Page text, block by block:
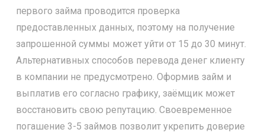
первого займа проводится проверка
предоставленных данных, поэтому на получение
запрошенной суммы может уйти от 15 до 30 минут.
Альтернативных способов перевода денег клиенту
в компании не предусмотрено. Оформив займ и
выплатив его согласно графику, заёмщик может
восстановить свою репутацию. Своевременное
погашение 3-5 займов позволит укрепить доверие